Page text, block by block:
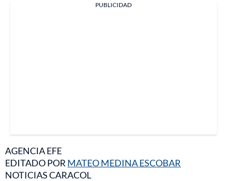
PUBLICIDAD
AGENCIA EFE
EDITADO POR MATEO MEDINA ESCOBAR
NOTICIAS CARACOL